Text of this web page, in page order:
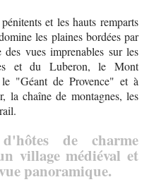
et les hauts remparts
les plaines bordées par
des vues imprenables sur les
et du Luberon, le Mont
"Géant de Provence" et à
la chaîne de montagnes, les
de charme
village médiéval et
panoramique.